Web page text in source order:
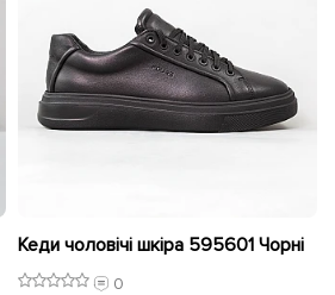
Кеди чоловічі шкіра 595601 Чорні
0